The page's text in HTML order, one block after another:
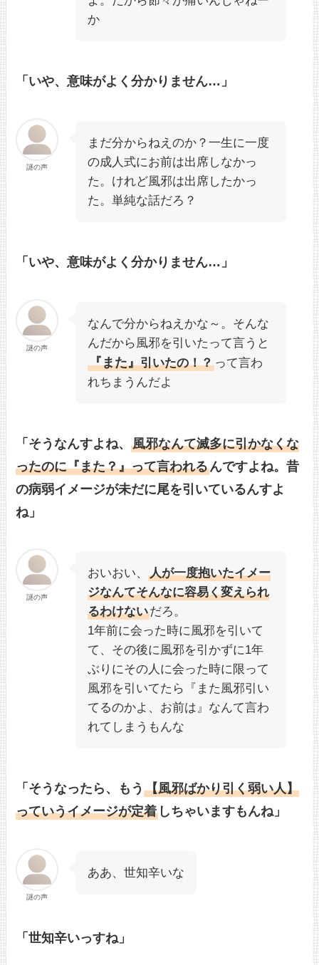
か
「いや、意味がよく分かりません…」
謎の声
まだ分からねえのか？一生に一度
の成人式にお前は出席しなかっ
た。けれど風邪は出席したかっ
た。単純な話だろ？
「いや、意味がよく分かりません…」
謎の声
なんで分からねえかな～。そんな
んだから風邪を引いたって言うと
『また』引いたの！？って言わ
れちまうんだよ
「そうなんすよね、風邪なんて滅多に引かなくな
ったのに『また？』って言われるんですよね。昔
の病弱イメージが未だに尾を引いているんすよ
ね」
謎の声
おいおい、人が一度抱いたイメー
ジなんてそんなに容易く変えられ
るわけないだろ。
1年前に会った時に風邪を引いて
て、その後に風邪を引かずに1年
ぶりにその人に会った時に限って
風邪を引いてたら『また風邪引い
てるのかよ、お前は』なんて言わ
れてしまうもんな
「そうなったら、もう【風邪ばかり引く弱い人】
っていうイメージが定着 しちゃいますもんね」
謎の声
ああ、世知辛いな
「世知辛いっすね」